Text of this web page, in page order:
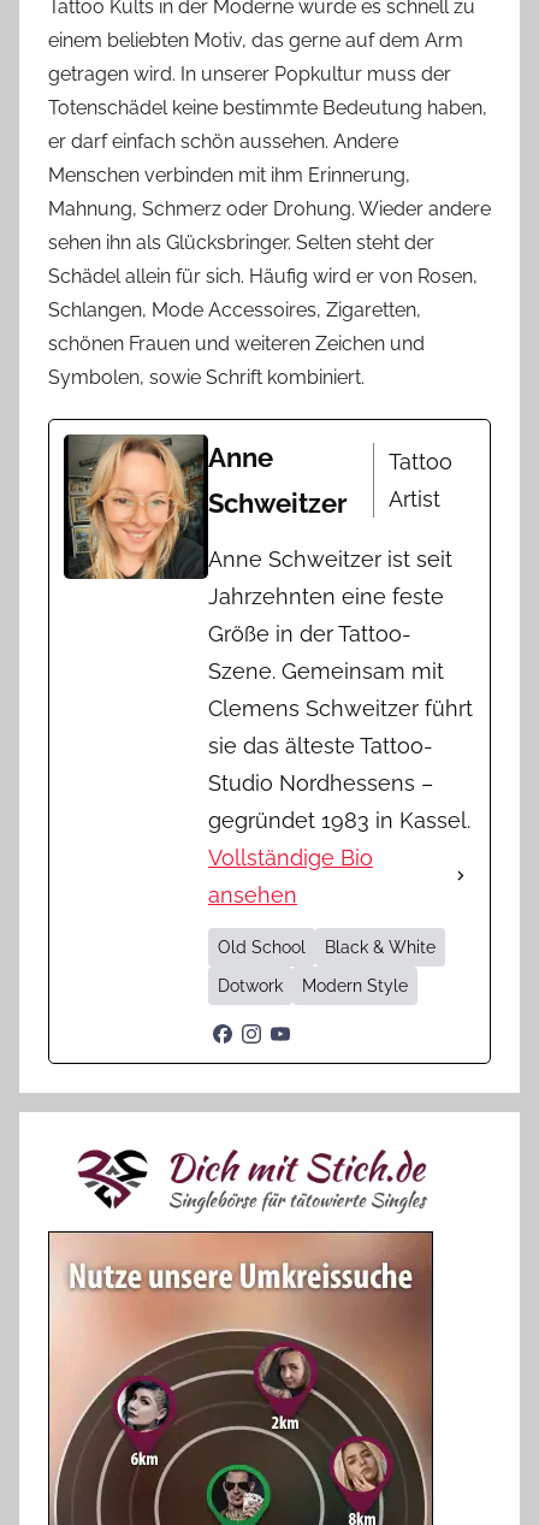
Tattoo Kults in der Moderne wurde es schnell zu
einem beliebten Motiv, das gerne auf dem Arm
getragen wird. In unserer Popkultur muss der
Totenschädel keine bestimmte Bedeutung haben,
er darf einfach schön aussehen. Andere
Menschen verbinden mit ihm Erinnerung,
Mahnung, Schmerz oder Drohung. Wieder andere
sehen ihn als Glücksbringer. Selten steht der
Schädel allein für sich. Häufig wird er von Rosen,
Schlangen, Mode Accessoires, Zigaretten,
schönen Frauen und weiteren Zeichen und
Symbolen, sowie Schrift kombiniert.
Anne
Schweitzer
Tattoo
Artist
Anne Schweitzer ist seit
Jahrzehnten eine feste
Größe in der Tattoo-
Szene. Gemeinsam mit
Clemens Schweitzer führt
sie das älteste Tattoo-
Studio Nordhessens –
gegründet 1983 in Kassel.
Vollständige Bio
ansehen
Old School
Black & White
Dotwork
Modern Style